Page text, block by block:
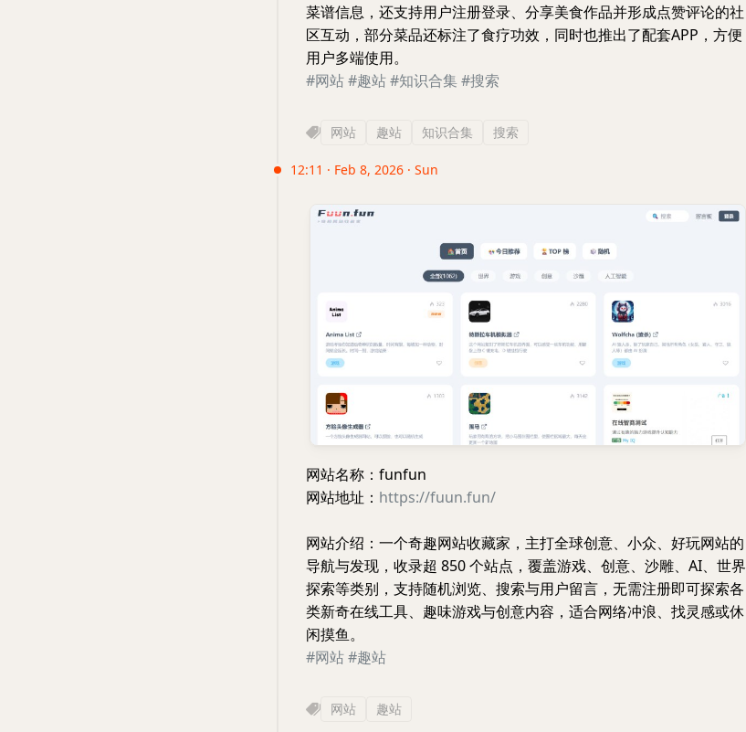
菜谱信息，还支持用户注册登录、分享美食作品并形成点赞评论的社
区互动，部分菜品还标注了食疗功效，同时也推出了配套APP，方便
用户多端使用。
#网站#趣站#知识合集#搜索
网站 趣站 知识合集 搜索
12:11 · Feb 8, 2026 · Sun
网站名称：funfun
网站地址： https://fuun.fun/
网站介绍：一个奇趣网站收藏家，主打全球创意、小众、好玩网站的
导航与发现，收录超 850 个站点，覆盖游戏、创意、沙雕、AI、世界
探索等类别，支持随机浏览、搜索与用户留言，无需注册即可探索各
类新奇在线工具、趣味游戏与创意内容，适合网络冲浪、找灵感或休
闲摸鱼。
#网站#趣站
网站 趣站